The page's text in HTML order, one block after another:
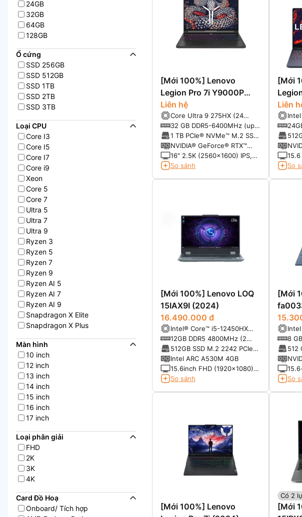
24GB
32GB
64GB
128GB
Ổ cứng
SSD 256GB
SSD 512GB
SSD 1TB
SSD 2TB
SSD 3TB
Loại CPU
Core I3
Core I5
Core I7
Core i9
Xeon
Core 5
Core 7
Ultra 5
Ultra 7
Ultra 9
Ryzen 3
Ryzen 5
Ryzen 7
Ryzen 9
Ryzen AI 5
Ryzen AI 7
Ryzen AI 9
Snapdragon X Elite
Snapdragon X Plus
Màn hình
10 inch
12 inch
13 inch
14 inch
15 inch
16 inch
17 inch
Loại phân giải
FHD
2K
3K
4K
Card Đồ Hoạ
Onboard/ Tích hợp
[Mới 100%] Lenovo
Legion Pro 7i Y9000P
(2025)
Liên hệ
Core Ultra 9 275HX (24
nhân 24 luồng, xung nhịp cơ
bản từ 2.1GHz có thể đạt
max với turbo boost lên tới
5.4GHz, 36MB Cache)
32 GB DDR5-6400MHz (up
to 64GB)
1 TB PCIe® NVMe™ M.2 SSD
gen 4
NVIDIA® GeForce® RTX™
5070 8GB DDR7
16" 2.5K (2560x1600) IPS,
độ sáng trung bình 500nits,
support
So sánh
[Mới
Liên
up
So
[Mới 100%] Lenovo LOQ
15IAX9I (2024)
16.490.000 đ
Intel® Core™ i5-12450HX
(2.40GHz up to 4.40GHz,
12MB Cache)
12GB DDR5 4800MHz (2
slots, up to 32GB)
512GB SSD M.2 2242 PCIe®
4.0x4 NVMe®
Intel ARC A530M 4GB
15.6inch FHD (1920x1080)
IPS, 300nits, Anti-glare,
So sánh
[Mới
12
8
(1 X
512
SSD
So
[Mới 100%] Lenovo
Có 2
[Mới